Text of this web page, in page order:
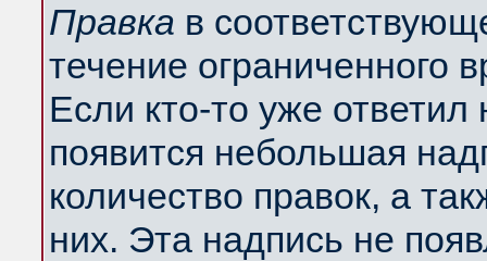
Правка в
течение ограниченного
Если кто-то уже
появится небольшая
количество правок, а
них. Эта надпись не